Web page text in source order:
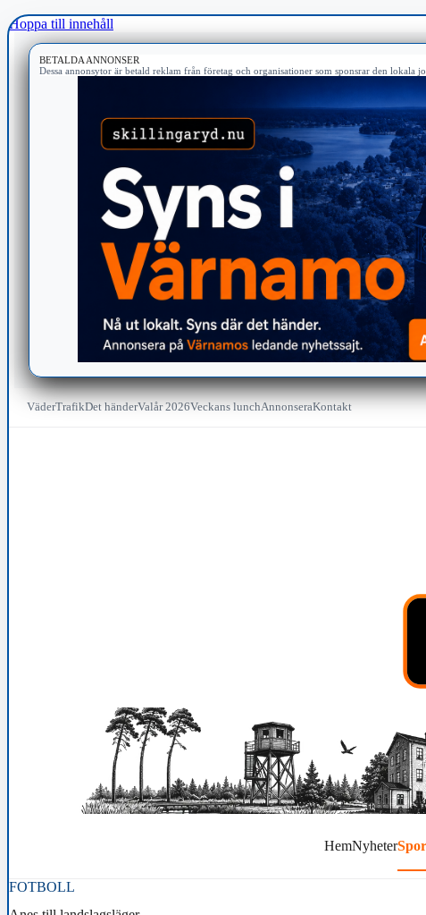
Hoppa till innehåll
BETALDA ANNONSER
Dessa annonsytor är betald reklam från företag och organisationer som sponsrar den lokala
VäderTrafikDet händerValår 2026Veckans lunchAnnonseraKontakt
HemNyheter
FOTBOLL